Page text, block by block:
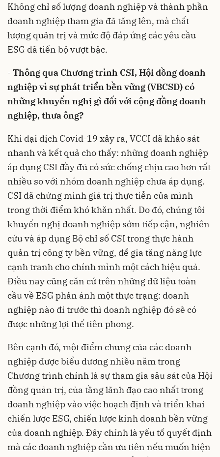
Không chỉ số lượng doanh nghiệp và thành phần
doanh nghiệp tham gia đã tăng lên, mà chất
lượng quản trị và mức độ đáp ứng các yêu cầu
ESG đã tiến bộ vượt bậc.
- Thông qua Chương trình CSI, Hội đồng doanh
nghiệp vì sự phát triển bền vững (VBCSD) có
những khuyến nghị gì đối với cộng đồng doanh
nghiệp, thưa ông?
Khi đại dịch Covid-19 xảy ra, VCCI đã khảo sát
nhanh và kết quả cho thấy: những doanh nghiệp
áp dụng CSI đầy đủ có sức chống chịu cao hơn rất
nhiều so với nhóm doanh nghiệp chưa áp dụng.
CSI đã chứng minh giá trị thực tiễn của mình
trong thời điểm khó khăn nhất. Do đó, chúng tôi
khuyến nghị doanh nghiệp sớm tiếp cận, nghiên
cứu và áp dụng Bộ chỉ số CSI trong thực hành
quản trị công ty bền vững, để gia tăng năng lực
cạnh tranh cho chính mình một cách hiệu quả.
Điều nay cũng căn cứ trên những dữ liệu toàn
cầu về ESG phản ánh một thực trạng: doanh
nghiệp nào đi trước thì doanh nghiệp đó sẽ có
được những lợi thế tiên phong.
Bên cạnh đó, một điểm chung của các doanh
nghiệp được biểu dương nhiều năm trong
Chương trình chính là sự tham gia sâu sát của Hội
đồng quản trị, của tầng lãnh đạo cao nhất trong
doanh nghiệp vào việc hoạch định và triển khai
chiến lược ESG, chiến lược kinh doanh bền vững
của doanh nghiệp. Đây chính là yếu tố quyết định
mà các doanh nghiệp cần ưu tiên nếu muốn hiện